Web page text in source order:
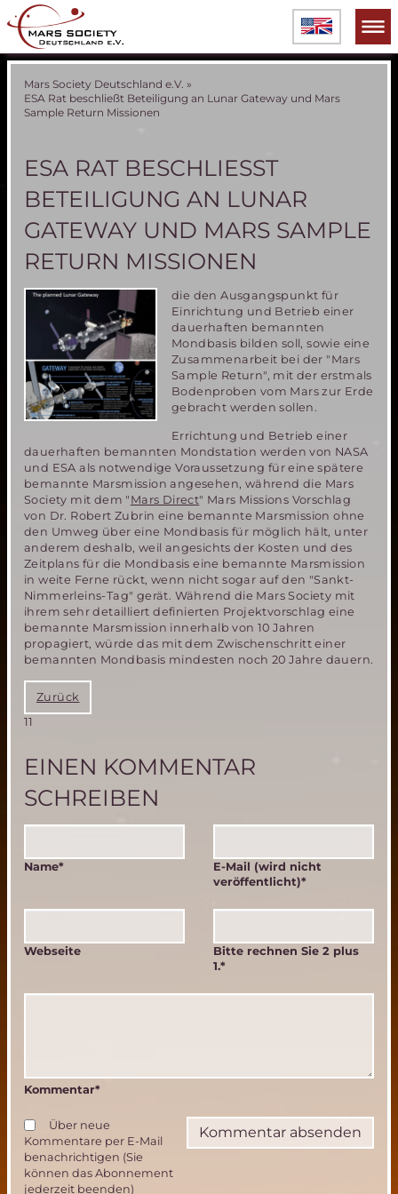
Mars Society Deutschland e.V. »
ESA Rat beschließt Beteiligung an Lunar Gateway und Mars
Sample Return Missionen
ESA RAT BESCHLIESST B
ETEILIGUNG AN LUNAR G
ATEWAY UND MARS SAMPLE R
ETURN MISSIONEN
die den Ausgangspunkt für
Einrichtung und Betrieb einer
dauerhaften bemannten
Mondbasis bilden soll, sowie eine
Zusammenarbeit bei der "Mars
Sample Return", mit der erstmals
Bodenproben vom Mars zur Erde
gebracht werden sollen.
Errichtung und Betrieb einer
dauerhaften bemannten Mondstation werden von NASA
und ESA als notwendige Voraussetzung für eine spätere
bemannte Marsmission angesehen, während die Mars
Society mit dem " Mars Direct" Mars Missions Vorschlag
von Dr. Robert Zubrin eine bemannte Marsmission ohne
den Umweg über eine Mondbasis für möglich hält, unter
anderem deshalb, weil angesichts der Kosten und des
Zeitplans für die Mondbasis eine bemannte Marsmission
in weite Ferne rückt, wenn nicht sogar auf den "Sankt-
Nimmerleins-Tag" gerät. Während die Mars Society mit
ihrem sehr detailliert definierten Projektvorschlag eine
bemannte Marsmission innerhalb von 10 Jahren
propagiert, würde das mit dem Zwischenschritt einer
bemannten Mondbasis mindesten noch 20 Jahre dauern.
Zurück
11
EINEN KOMMENTAR
SCHREIBEN
Pflichtfeld
Name* Pflichtfeld
E-Mail (wird nicht
veröffentlicht)*
Webseite
Bitte rechnen Sie 2 plus
1.*
Kommentar*
Über neue
Kommentare per E-Mail
benachrichtigen (Sie
können das Abonnement
jederzeit beenden)